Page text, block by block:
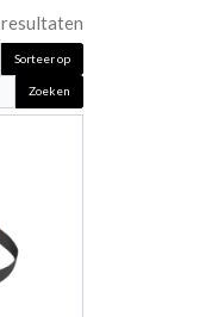
resultaten
Sorteer op
Zoeken